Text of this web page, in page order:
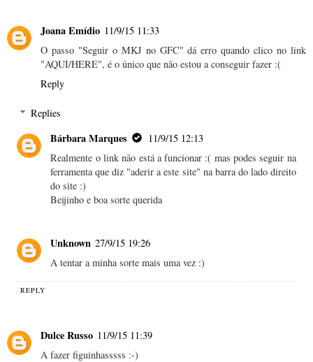
Joana Emídio 11/9/15 11:33
O passo "Seguir o MKJ no GFC" dá erro quando clico no link
"AQUI/HERE", é o único que não estou a conseguir fazer :(
Reply
Replies
Bárbara Marques
11/9/15 12:13
Realmente o link não está a funcionar :( mas podes seguir na
ferramenta que diz "aderir a este site" na barra do lado direito
do site :)
Beijinho e boa sorte querida
Unknown 27/9/15 19:26
A tentar a minha sorte mais uma vez :)
REPLY
Dulce Russo 11/9/15 11:39
A fazer figuinhasssss :-)